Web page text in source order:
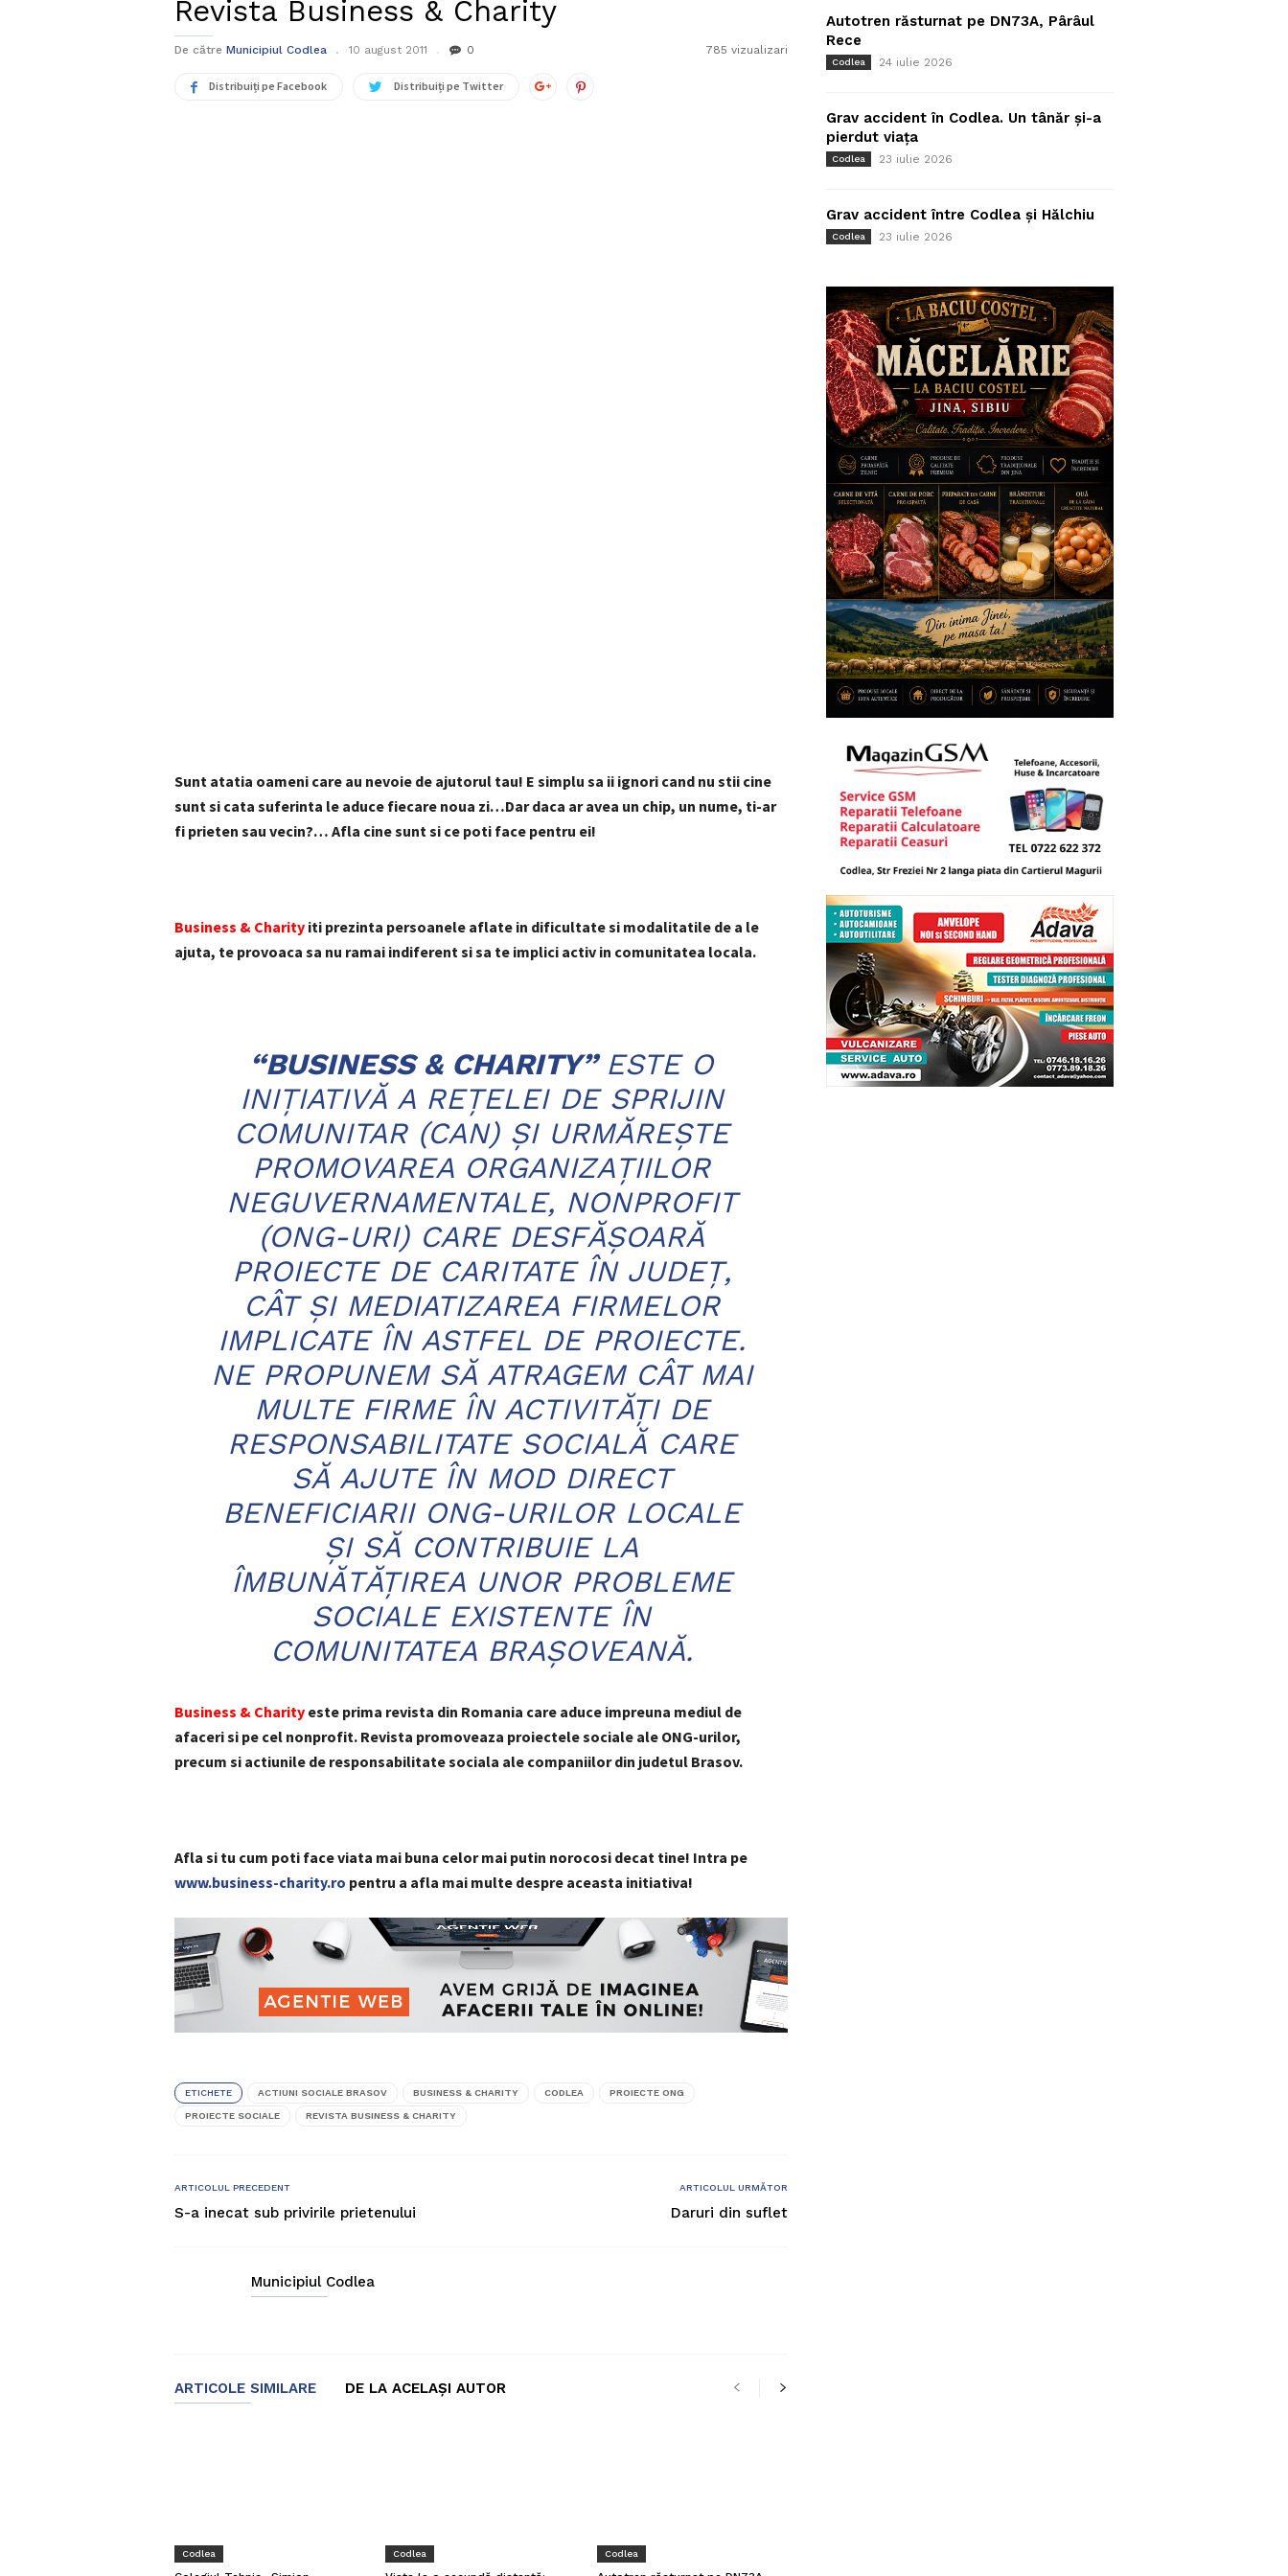
Revista Business & Charity
De către Municipiul Codlea 10 august 2011 0 785 vizualizari
Distribuiți pe Facebook Distribuiți pe Twitter
Sunt atatia oameni care au nevoie de ajutorul tau! E simplu sa ii ignori cand nu stii cine
sunt si cata suferinta le aduce fiecare noua zi…Dar daca ar avea un chip, un nume, ti-ar
fi prieten sau vecin?… Afla cine sunt si ce poti face pentru ei!
Business & Charity iti prezinta persoanele aflate in dificultate si modalitatile de a le
ajuta, te provoaca sa nu ramai indiferent si sa te implici activ in comunitatea locala.
“BUSINESS & CHARITY” ESTE O
INIŢIATIVĂ A REŢELEI DE SPRIJIN
COMUNITAR (CAN) ŞI URMĂREŞTE
PROMOVAREA ORGANIZAŢIILOR
NEGUVERNAMENTALE, NONPROFIT
(ONG-URI) CARE DESFĂŞOARĂ
PROIECTE DE CARITATE ÎN JUDEŢ,
CÂT ŞI MEDIATIZAREA FIRMELOR
IMPLICATE ÎN ASTFEL DE PROIECTE.
NE PROPUNEM SĂ ATRAGEM CÂT MAI
MULTE FIRME ÎN ACTIVITĂŢI DE
RESPONSABILITATE SOCIALĂ CARE
SĂ AJUTE ÎN MOD DIRECT
BENEFICIARII ONG-URILOR LOCALE
ŞI SĂ CONTRIBUIE LA
ÎMBUNĂTĂŢIREA UNOR PROBLEME
SOCIALE EXISTENTE ÎN
COMUNITATEA BRAŞOVEANĂ.
Business & Charity este prima revista din Romania care aduce impreuna mediul de
afaceri si pe cel nonprofit. Revista promoveaza proiectele sociale ale ONG-urilor,
precum si actiunile de responsabilitate sociala ale companiilor din judetul Brasov.
Afla si tu cum poti face viata mai buna celor mai putin norocosi decat tine! Intra pe
www.business-charity.ro pentru a afla mai multe despre aceasta initiativa!
ETICHETE ACTIUNI SOCIALE BRASOV BUSINESS & CHARITY CODLEA PROIECTE ONG
PROIECTE SOCIALE REVISTA BUSINESS & CHARITY
ARTICOLUL PRECEDENT
S-a inecat sub privirile prietenului
ARTICOLUL URMĂTOR
Daruri din suflet
Municipiul Codlea
ARTICOLE SIMILARE DE LA ACELAȘI AUTOR
Codlea Codlea Codlea
Autotren răsturnat pe DN73A, Pârâul
Rece
Codlea 24 iulie 2026
Grav accident în Codlea. Un tânăr și-a
pierdut viața
Codlea 23 iulie 2026
Grav accident între Codlea și Hălchiu
Codlea 23 iulie 2026